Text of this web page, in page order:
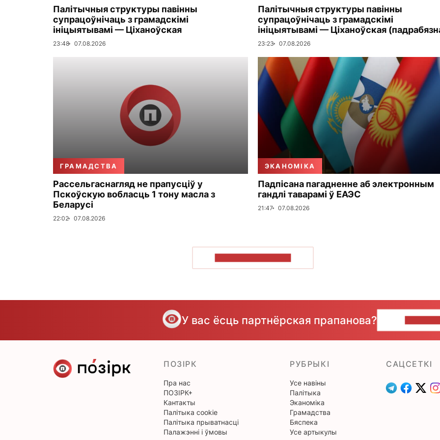
Палітычныя структуры павінны
супрацоўнічаць з грамадскімі
ініцыятывамі — Ціханоўская
23:48 07.08.2026
Палітычныя структуры павінны
супрацоўнічаць з грамадскімі
ініцыятывамі — Ціханоўская
23:23 07.08.2026
ГРАМАДСТВА
Рассельгаснагляд не прапусціў у
Пскоўскую вобласць 1 тону масла з
Беларусі
22:02 07.08.2026
ЭКАНОМІКА
Падпісана пагадненне аб электронным
гандлі таварамі ў ЕАЭС
21:47 07.08.2026
У вас ёсць партнёрская прапанова?
ПОЗІРК
Пра нас
ПОЗІРК+
Кантакты
Палітыка cookie
Палітыка прыватнасці
Палажэнні і ўмовы
РУБРЫКІ
Усе навіны
Палітыка
Эканоміка
Грамадства
Бяспека
Усе артыкулы
САЦСЕТКІ